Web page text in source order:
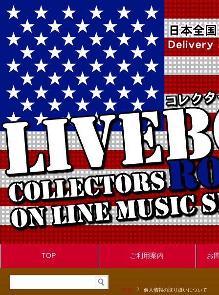
TOP ご利用案内 お
TOP 個人情報の取り扱いについて